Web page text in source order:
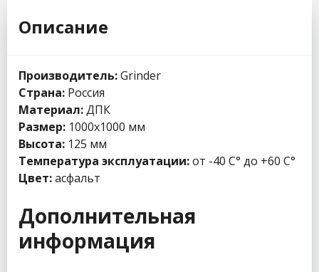
Описание
Производитель:Grinder
Страна: Россия
Материал:ДПК
Размер: 1000х1000 мм
Высота: 125 мм
Температура эксплуатации:от -40 С° до +60 С°
Цвет:асфальт
Дополнительная
информация